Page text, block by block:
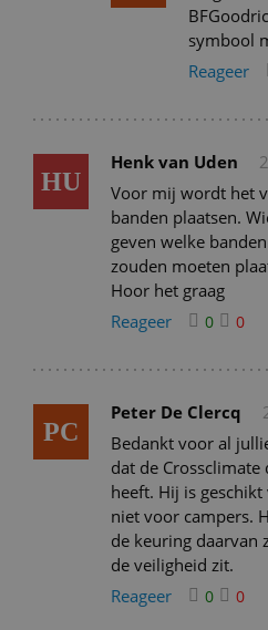
symbool
Reageer
HU
Henk van Uden
Voor mij wordt het
banden plaatsen.
geven welke
zouden moeten
Hoor het graag
Reageer
0 0
PC
Peter De Clercq
Bedankt voor al
dat de
heeft. Hij is
niet voor campers.
de keuring daarvan
de veiligheid zit.
Reageer
0 0